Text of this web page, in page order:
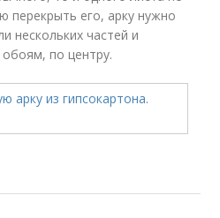
перекрыть его, арку нужно
нескольких частей и
по центру.